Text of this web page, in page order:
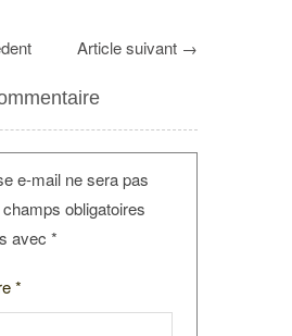
Article suivant →
e-mail ne sera pas
obligatoires
avec *
*